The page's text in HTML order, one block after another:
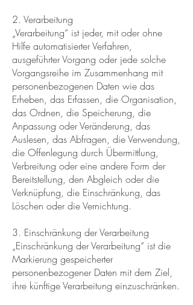
2. Verarbeitung
„Verarbeitung“ ist jeder, mit oder ohne
Hilfe automatisierter Verfahren,
ausgeführter Vorgang oder jede solche
Vorgangsreihe im Zusammenhang mit
personenbezogenen Daten wie das
Erheben, das Erfassen, die Organisation,
das Ordnen, die Speicherung, die
Anpassung oder Veränderung, das
Auslesen, das Abfragen, die Verwendung,
die Offenlegung durch Übermittlung,
Verbreitung oder eine andere Form der
Bereitstellung, den Abgleich oder die
Verknüpfung, die Einschränkung, das
Löschen oder die Vernichtung.
3. Einschränkung der Verarbeitung
„Einschränkung der Verarbeitung“ ist die
Markierung gespeicherter
personenbezogener Daten mit dem Ziel,
ihre künftige Verarbeitung einzuschränken.